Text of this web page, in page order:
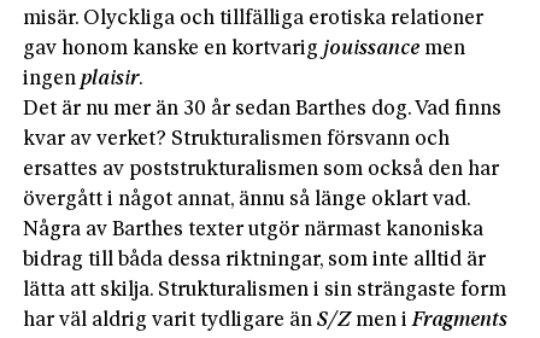
misär. Olyckliga och tillfälliga erotiska relationer
gav honom kanske en kortvarig jouissance men
ingenplaisir.
Det är nu mer än 30 år sedan Barthes dog. Vad finns
kvar av verket? Strukturalismen försvann och
ersattes av poststrukturalismen som också den har
övergått i något annat, ännu så länge oklart vad.
Några av Barthes texter utgör närmast kanoniska
bidrag till båda dessa riktningar, som inte alltid är
lätta att skilja. Strukturalismen i sin strängaste form
har väl aldrig varit tydligare änS/Zmen iFragments